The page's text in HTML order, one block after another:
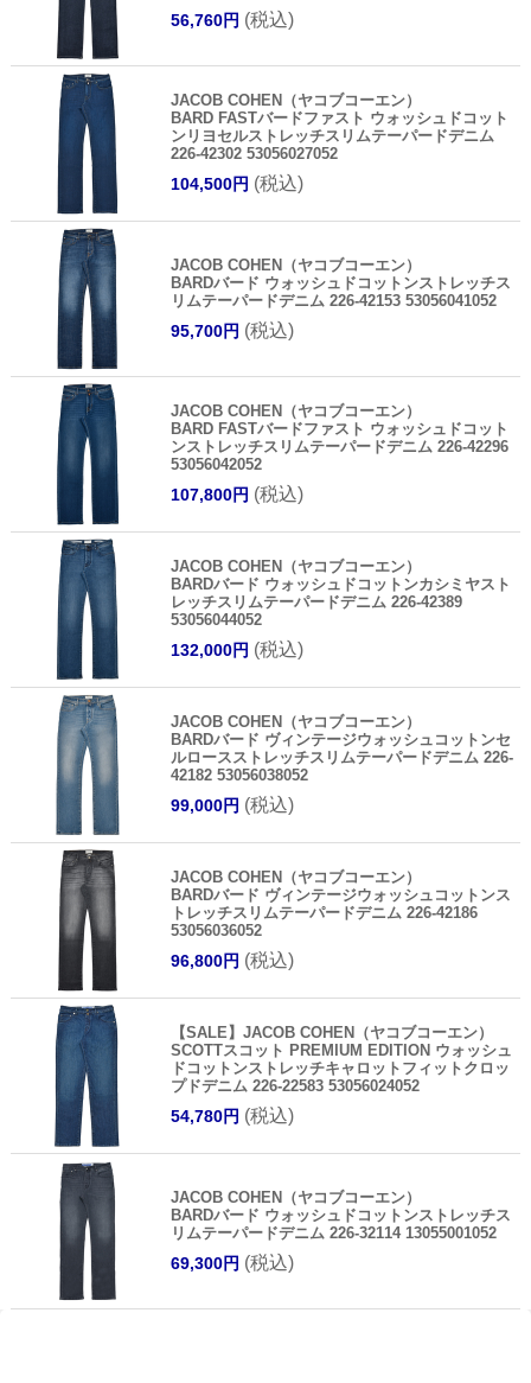
56,760円 (税込)
JACOB COHEN（ヤコブコーエン）
BARD FASTバードファスト ウォッシュドコット
ンリヨセルストレッチスリムテーパードデニム
226-42302 53056027052
104,500円 (税込)
JACOB COHEN（ヤコブコーエン）
BARDバード ウォッシュドコットンストレッチス
リムテーパードデニム 226-42153 53056041052
95,700円 (税込)
JACOB COHEN（ヤコブコーエン）
BARD FASTバードファスト ウォッシュドコット
ンストレッチスリムテーパードデニム 226-42296
53056042052
107,800円 (税込)
JACOB COHEN（ヤコブコーエン）
BARDバード ウォッシュドコットンカシミヤスト
レッチスリムテーパードデニム 226-42389
53056044052
132,000円 (税込)
JACOB COHEN（ヤコブコーエン）
BARDバード ヴィンテージウォッシュコットンセ
ルロースストレッチスリムテーパードデニム 226-
42182 53056038052
99,000円 (税込)
JACOB COHEN（ヤコブコーエン）
BARDバード ヴィンテージウォッシュコットンス
トレッチスリムテーパードデニム 226-42186
53056036052
96,800円 (税込)
【SALE】JACOB COHEN（ヤコブコーエン）
SCOTTスコット PREMIUM EDITION ウォッシュ
ドコットンストレッチキャロットフィットクロッ
プドデニム 226-22583 53056024052
54,780円 (税込)
JACOB COHEN（ヤコブコーエン）
BARDバード ウォッシュドコットンストレッチス
リムテーパードデニム 226-32114 13055001052
69,300円 (税込)